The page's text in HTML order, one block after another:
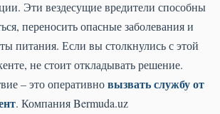
Эти вездесущие вредители способны
переносить опасные заболевания и
питания. Если вы столкнулись с этой
не стоит откладывать решение.
– это оперативновызвать службу от
. Компания Bermuda.uz